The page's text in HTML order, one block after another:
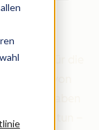
für die
von
Wir haben
was Sie tun –